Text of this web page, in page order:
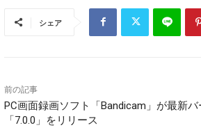
シェア
前の記事
PC画面録画ソフト「Bandicam」が最新バ
「7.0.0」をリリース